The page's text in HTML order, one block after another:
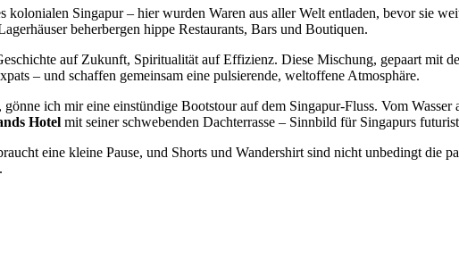
kolonialen Singapur – hier wurden Waren aus aller Welt entladen, bevor sie
beherbergen hippe Restaurants, Bars und Boutiquen.
auf Zukunft, Spiritualität auf Effizienz. Diese Mischung, gepaart mit
– und schaffen gemeinsam eine pulsierende, weltoffene Atmosphäre.
ich mir eine einstündige Bootstour auf dem Singapur-Fluss. Vom
Hotel mit seiner schwebenden Dachterrasse – Sinnbild für Singapurs
eine kleine Pause, und Shorts und Wandershirt sind nicht unbedingt die